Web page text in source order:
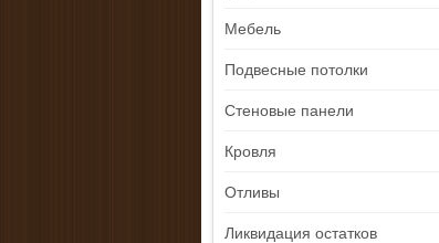
Мебель
Подвесные потолки
Стеновые панели
Кровля
Отливы
Ликвидация остатков